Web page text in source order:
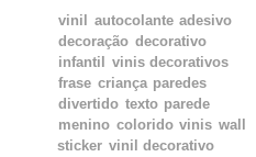
vinil
autocolante adesivo
decoração decorativo
infantil
vinis decorativos
frase criança paredes
divertido texto parede
menino colorido vinis wall
sticker vinil decorativo